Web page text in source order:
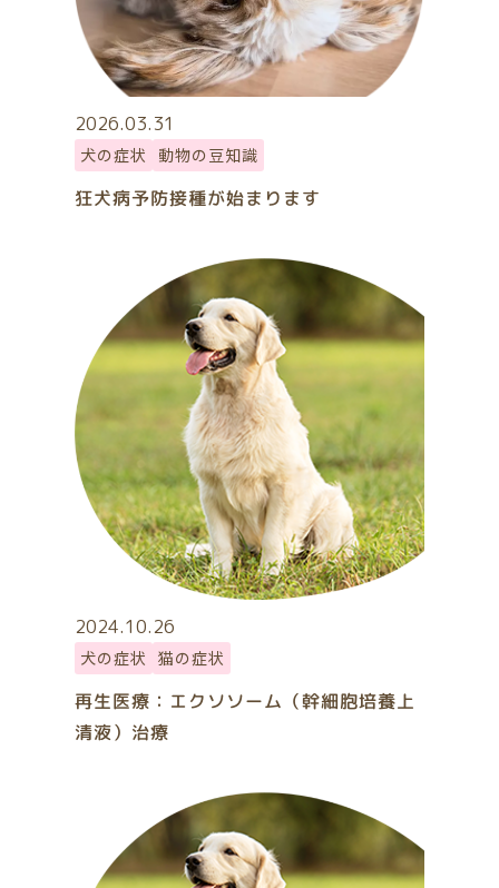
2026.03.31
犬の症状 動物の豆知識
狂犬病予防接種が始まります
2024.10.26
犬の症状 猫の症状
再生医療：エクソソーム（幹細胞培養上
清液）治療